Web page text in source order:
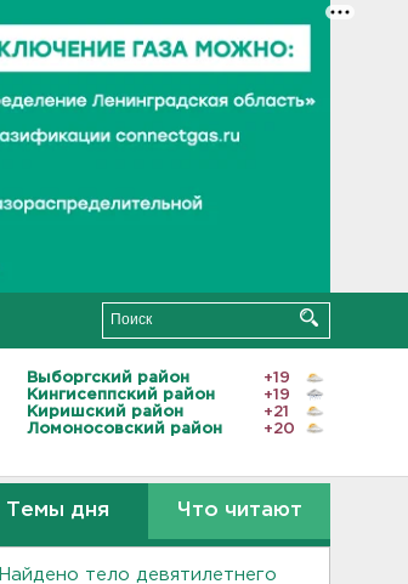
Выборгский район
+19
Кингисеппский район
+19
Киришский район
+21
Ломоносовский район
+20
Темы дня Что читают
Найдено тело девятилетнего